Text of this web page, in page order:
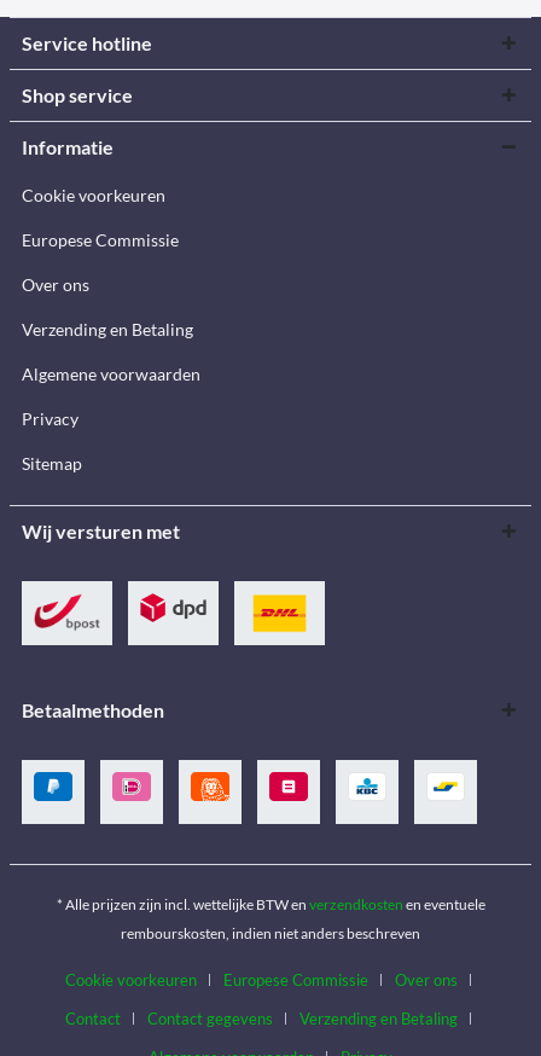
Service hotline
Shop service
Informatie
Cookie voorkeuren
Europese Commissie
Over ons
Verzending en Betaling
Algemene voorwaarden
Privacy
Sitemap
Wij versturen met
Betaalmethoden
* Alle prijzen zijn incl. wettelijke BTW en verzendkosten en eventuele
rembourskosten, indien niet anders beschreven
Cookie voorkeuren Europese Commissie
Over ons
Contact
Contact gegevens
Verzending en Betaling